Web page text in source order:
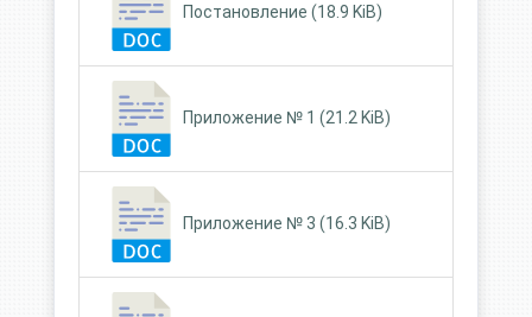
Постановление (18.9 KiB)
Приложение № 1 (21.2 KiB)
Приложение № 3 (16.3 KiB)